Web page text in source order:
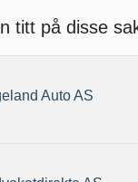
titt på disse
Auto AS